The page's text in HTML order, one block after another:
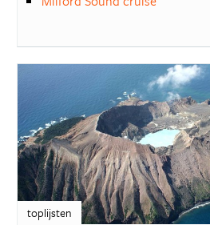
toplijsten